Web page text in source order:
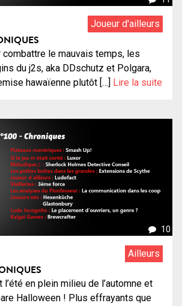
Joueur d'ailleurs
combattre le mauvais temps, les
du j2s, aka DDschutz et Polgara,
hawaïenne plutôt […] Lire la suite
10
Ailleurs
l’été en plein milieu de l’automne et
Halloween ! Plus effrayants que